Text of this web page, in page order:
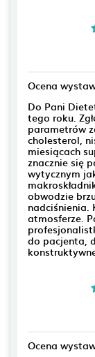
Ocena
Do Pani
tego roku.
parametrów
cholesterol,
miesiącach
znacznie się
wytycznym
obwodzie
nadciśnienia.
atmosferze.
do pacjenta,
Ocena